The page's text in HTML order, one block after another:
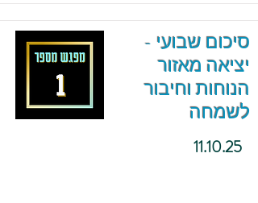
סיכום שבועי -
יציאה מאזור
הנוחות וחיבור
לשמחה
11.10.25